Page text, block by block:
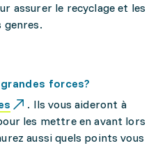
assurer le recyclage et les
genres.
forces?
. Ils vous aideront à
les mettre en avant lors
aussi quels points vous